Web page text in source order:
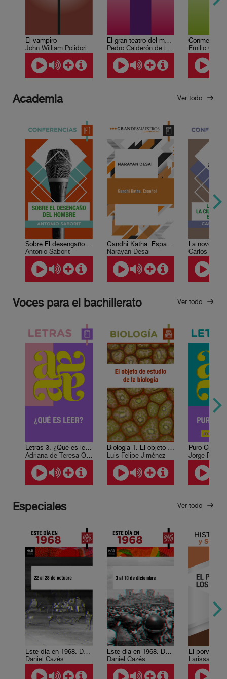
El vampiro
John William Polidori
El gran teatro del mundo
Pedro Calderón de la Barca
Emilio
Academia Ver todo
Sobre El desengaño del hombre
Antonio Saborit
Gandhi Katha. Español
Narayan Desai
Carlos
Voces para el bachillerato Ver todo
Letras 3. ¿Qué es leer?
Adriana de Teresa Ochoa
Biología 1. El objeto de estudio de la biología
Luis Felipe Jiménez
Puro Cuento
Jorge F.
Especiales Ver todo
Este día en 1968. Del 22 al 28 de octubre
Daniel Cazés
Este día en 1968. Del 3 al 10 de diciembre.
Daniel Cazés